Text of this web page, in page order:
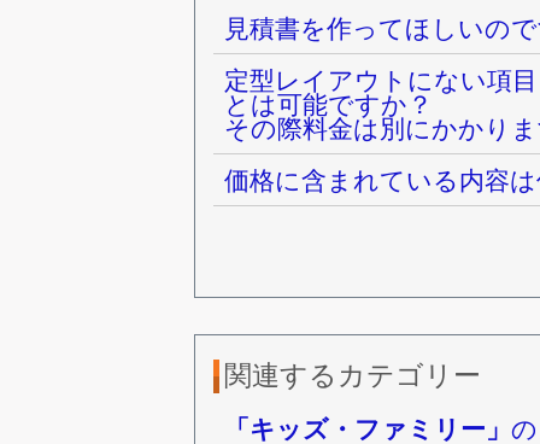
見積書を作ってほしいの
定型レイアウトにない項
とは可能ですか？
その際料金は別にかかり
価格に含まれている内容
関連するカテゴリー
「キッズ・ファミリー」